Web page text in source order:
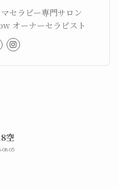
セラピー専門サロン
オーナーセラピスト
空
08-05